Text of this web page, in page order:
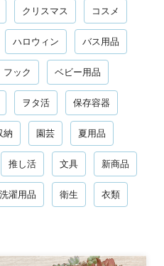
クリスマス コスメ
ハロウィン バス用品
フック ベビー用品
ヲタ活 保存容器
納 園芸 夏用品
推し活 文具 新商品
洗濯用品 衛生 衣類